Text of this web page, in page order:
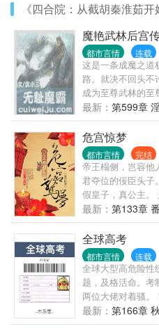
《四合院：从截胡秦淮茹
魔艳武林后宫
都市言情 连载
这是一条成魔之道
路。就决不回头
成为至尊武林的
成功了他就是名传
的恶魔
最新： 第599章
危宫惊梦
都市言情 完结
帝王榻侧，岂容他
君夺位的佞臣头子
假皇子，真公主。
要三五不时提起：
了。”她这个冒牌
逍遥的日子。 什么
上的人他也不放过
最新： 第133章
全球高考
都市言情 连载
全球大型高危险性
题，及格活命。考
两位大佬对着骚。
最新： 第166章 秋